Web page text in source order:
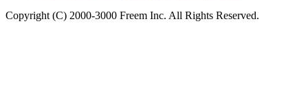
Copyright (C) 2000-3000 Freem Inc. All Rights Reserved.